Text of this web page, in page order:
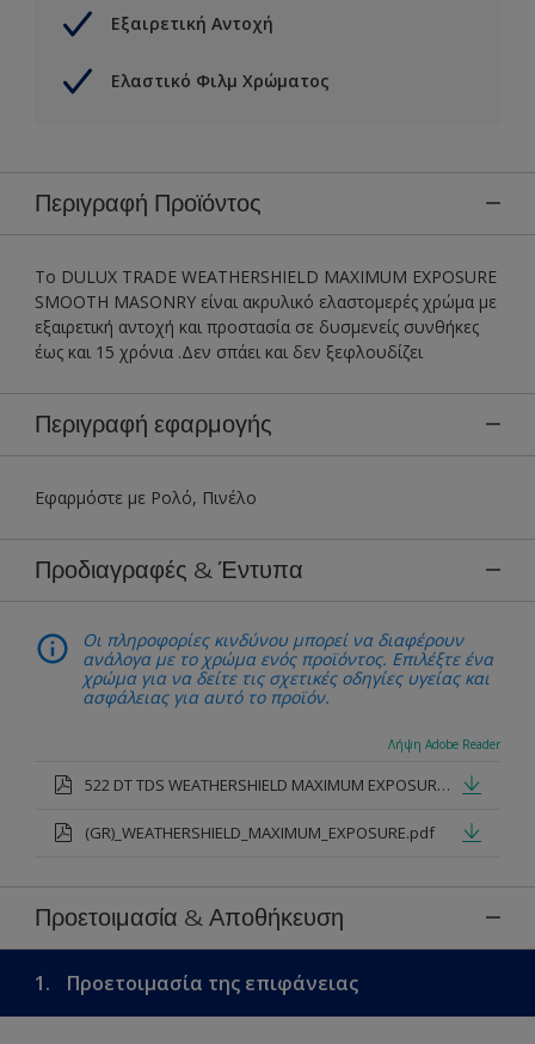
Εξαιρετική Αντοχή
Ελαστικό Φιλμ Χρώματος
Περιγραφή Προϊόντος
Το DULUX TRADE WEATHERSHIELD MAXIMUM EXPOSURE
SMOOTH MASONRY είναι ακρυλικό ελαστομερές χρώμα με
εξαιρετική αντοχή και προστασία σε δυσμενείς συνθήκες
έως και 15 χρόνια .Δεν σπάει και δεν ξεφλουδίζει
Περιγραφή εφαρμογής
Εφαρμόστε με Ρολό, Πινέλο
Προδιαγραφές & Έντυπα
Οι πληροφορίες κινδύνου μπορεί να διαφέρουν
ανάλογα με το χρώμα ενός προϊόντος. Επιλέξτε ένα
χρώμα για να δείτε τις σχετικές οδηγίες υγείας και
ασφάλειας για αυτό το προϊόν.
Λήψη Adobe Reader
522 DT TDS WEATHERSHIELD MAXIMUM EXPOSURE SMOOTH MASONRY.pdf
(GR)_WEATHERSHIELD_MAXIMUM_EXPOSURE.pdf
Προετοιμασία & Αποθήκευση
1. Προετοιμασία της επιφάνειας